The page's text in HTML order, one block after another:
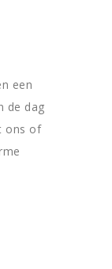
een
de dag
ons of